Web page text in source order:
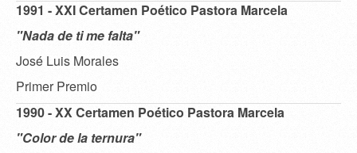
1991 - XXI Certamen Poético Pastora Marcela
"Nada de ti me falta"
José Luis Morales
Primer Premio
1990 - XX Certamen Poético Pastora Marcela
"Color de la ternura"